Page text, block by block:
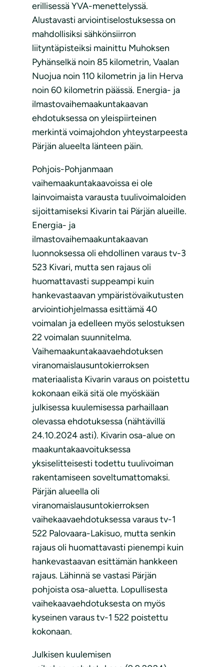
erillisessä YVA-menettelyssä.
Alustavasti arviointiselostuksessa on
mahdollisiksi sähkönsiirron
liityntäpisteiksi mainittu Muhoksen
Pyhänselkä noin 85 kilometrin, Vaalan
Nuojua noin 110 kilometrin ja Iin Herva
noin 60 kilometrin päässä. Energia- ja
ilmastovaihemaakuntakaavan
ehdotuksessa on yleispiirteinen
merkintä voimajohdon yhteystarpeesta
Pärjän alueelta länteen päin.
Pohjois-Pohjanmaan
vaihemaakuntakaavoissa ei ole
lainvoimaista varausta tuulivoimaloiden
sijoittamiseksi Kivarin tai Pärjän alueille.
Energia- ja
ilmastovaihemaakuntakaavan
luonnoksessa oli ehdollinen varaus tv-3
523 Kivari, mutta sen rajaus oli
huomattavasti suppeampi kuin
hankevastaavan ympäristövaikutusten
arviointiohjelmassa esittämä 40
voimalan ja edelleen myös selostuksen
22 voimalan suunnitelma.
Vaihemaakuntakaavaehdotuksen
viranomaislausuntokierroksen
materiaalista Kivarin varaus on poistettu
kokonaan eikä sitä ole myöskään
julkisessa kuulemisessa parhaillaan
olevassa ehdotuksessa (nähtävillä
24.10.2024 asti). Kivarin osa-alue on
maakuntakaavoituksessa
yksiselitteisesti todettu tuulivoiman
rakentamiseen soveltumattomaksi.
Pärjän alueella oli
viranomaislausuntokierroksen
vaihekaavaehdotuksessa varaus tv-1
522 Palovaara-Lakisuo, mutta senkin
rajaus oli huomattavasti pienempi kuin
hankevastaavan esittämän hankkeen
rajaus. Lähinnä se vastasi Pärjän
pohjoista osa-aluetta. Lopullisesta
vaihekaavaehdotuksesta on myös
kyseinen varaus tv-1 522 poistettu
kokonaan.
Julkisen kuulemisen